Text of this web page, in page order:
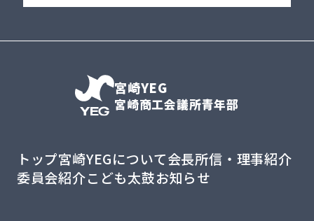
宮崎YEG
宮崎商工会議所青年部
トップ宮崎YEGについて会長所信・理事紹介
委員会紹介こども太鼓お知らせ